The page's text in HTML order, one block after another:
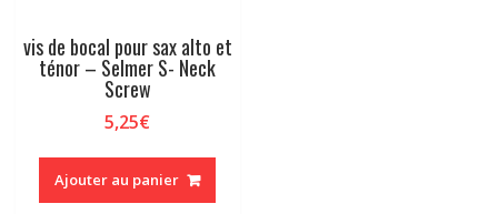
vis de bocal pour sax alto et
ténor – Selmer S- Neck
Screw
5,25€
Ajouter au panier